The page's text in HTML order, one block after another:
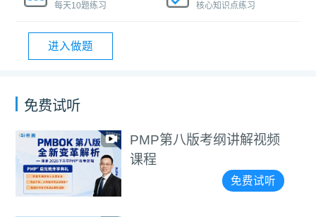
每天10题练习 核心知识点练习
进入做题
免费试听
PMP第八版考纲讲解视频
课程
免费试听